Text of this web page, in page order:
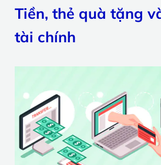
Tiền, thẻ quà tặng
tài chính